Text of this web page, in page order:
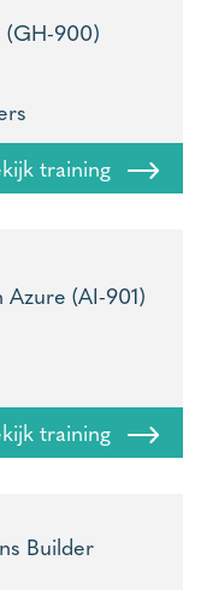
(GH-900)
training
(AI-901)
training
Builder